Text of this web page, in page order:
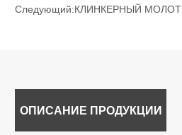
Следующий:КЛИНКЕРНЫЙ МОЛОТ
ОПИСАНИЕ ПРОДУКЦИИ